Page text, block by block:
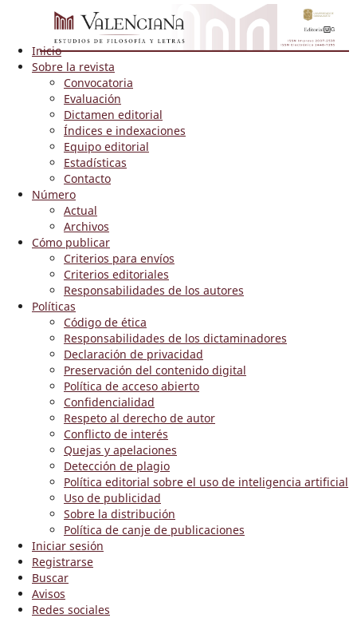
Inicio
Sobre la revista
Convocatoria
Evaluación
Dictamen editorial
Índices e indexaciones
Equipo editorial
Estadísticas
Contacto
Número
Actual
Archivos
Cómo publicar
Criterios para envíos
Criterios editoriales
Responsabilidades de los autores
Políticas
Código de ética
Responsabilidades de los dictaminadores
Declaración de privacidad
Preservación del contenido digital
Política de acceso abierto
Confidencialidad
Respeto al derecho de autor
Conflicto de interés
Quejas y apelaciones
Detección de plagio
Política editorial sobre el uso de inteligencia artificial
Uso de publicidad
Sobre la distribución
Política de canje de publicaciones
Iniciar sesión
Registrarse
Buscar
Avisos
Redes sociales